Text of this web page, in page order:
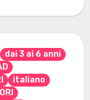
dai 3 ai 6 anni
italiano